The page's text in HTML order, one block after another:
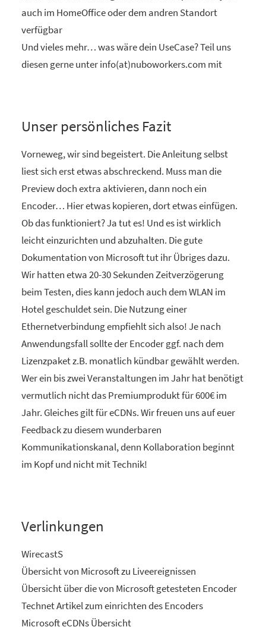
auch im HomeOffice oder dem andren Standort
verfügbar
Und vieles mehr… was wäre dein UseCase? Teil uns
diesen gerne unter info(at)nuboworkers.com mit
Unser persönliches Fazit
Vorneweg, wir sind begeistert. Die Anleitung selbst
liest sich erst etwas abschreckend. Muss man die
Preview doch extra aktivieren, dann noch ein
Encoder… Hier etwas kopieren, dort etwas einfügen.
Ob das funktioniert? Ja tut es! Und es ist wirklich
leicht einzurichten und abzuhalten. Die gute
Dokumentation von Microsoft tut ihr Übriges dazu.
Wir hatten etwa 20-30 Sekunden Zeitverzögerung
beim Testen, dies kann jedoch auch dem WLAN im
Hotel geschuldet sein. Die Nutzung einer
Ethernetverbindung empfiehlt sich also! Je nach
Anwendungsfall sollte der Encoder ggf. nach dem
Lizenzpaket z.B. monatlich kündbar gewählt werden.
Wer ein bis zwei Veranstaltungen im Jahr hat benötigt
vermutlich nicht das Premiumprodukt für 600€ im
Jahr. Gleiches gilt für eCDNs. Wir freuen uns auf euer
Feedback zu diesem wunderbaren
Kommunikationskanal, denn Kollaboration beginnt
im Kopf und nicht mit Technik!
Verlinkungen
WirecastS
Übersicht von Microsoft zu Liveereignissen
Übersicht über die von Microsoft getesteten Encoder
Technet Artikel zum einrichten des Encoders
Microsoft eCDNs Übersicht